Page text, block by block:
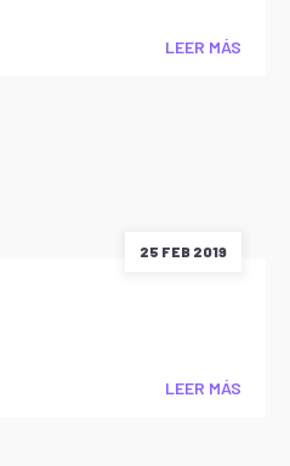
LEER MÁS
25 FEB 2019
LEER MÁS